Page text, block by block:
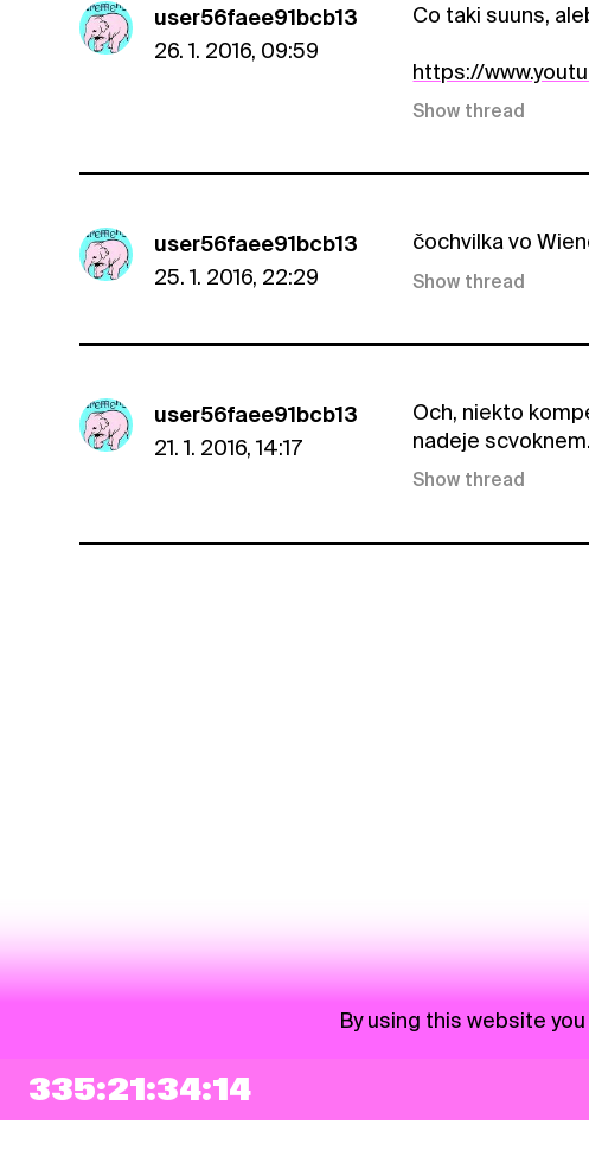
user56faee91bcb13
26. 1. 2016, 09:59
Co taki suuns,
https://
Show thread
user56faee91bcb13
25. 1. 2016, 22:29
čochvilka vo
Show thread
user56faee91bcb13
21. 1. 2016, 14:17
Och, niekto
nadeje scvoknem.
Show thread
335:21:34:13
By using this website